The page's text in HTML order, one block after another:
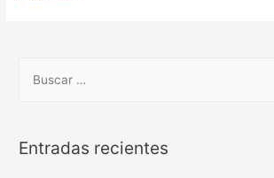
Entradas recientes